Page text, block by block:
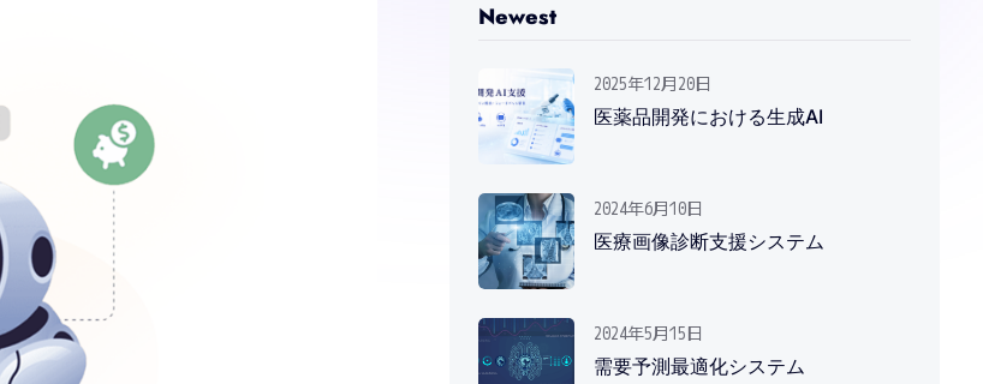
Newest
2025年12月20日
医薬品開発における生成AI
2024年6月10日
医療画像診断支援システム
2024年5月15日
需要予測最適化システム